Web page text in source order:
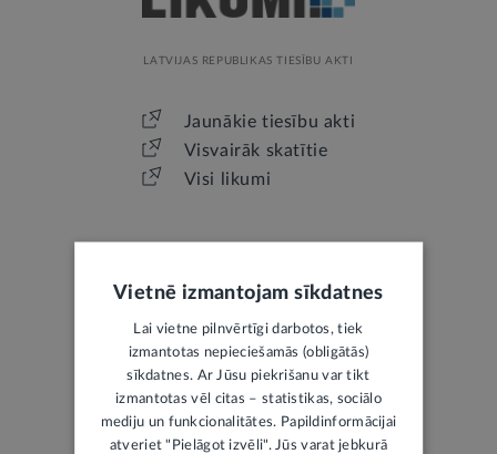
LATVIJAS REPUBLIKAS TIESĪBU AKTI
Jaunākie tiesību akti
Visvairāk skatītie
Visi likumi
LATVIJAS REPUBLIKAS OFICIĀLAIS IZDEVUMS
Jaunākais laidiens
Izsoles
Vietnē izmantojam sīkdatnes
Lai vietne pilnvērtīgi darbotos, tiek
izmantotas nepieciešamās (obligātās)
sīkdatnes. Ar Jūsu piekrišanu var tikt
izmantotas vēl citas – statistikas, sociālo
mediju un funkcionalitātes. Papildinformācijai
atveriet "Pielāgot izvēli". Jūs varat jebkurā